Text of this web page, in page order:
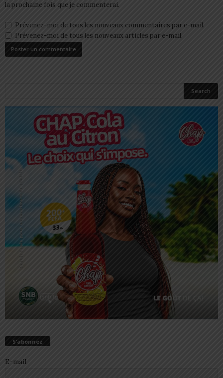
la prochaine fois que je commenterai.
Prévenez-moi de tous les nouveaux commentaires par e-mail.
Prévenez-moi de tous les nouveaux articles par e-mail.
S’abonnez
E-mail